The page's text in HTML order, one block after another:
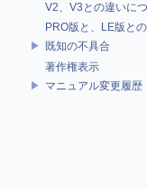
V2、V3との違いに
PRO版と、LE版と
既知の不具合
著作権表示
マニュアル変更履歴